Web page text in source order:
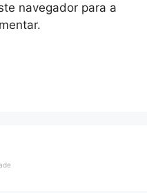
navegador para a